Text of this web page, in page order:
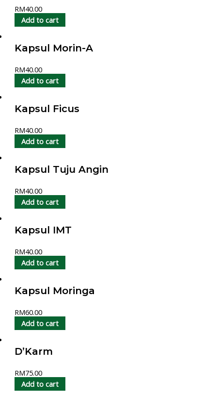
RM40.00
Add to cart
Kapsul Morin-A
RM40.00
Add to cart
Kapsul Ficus
RM40.00
Add to cart
Kapsul Tuju Angin
RM40.00
Add to cart
Kapsul IMT
RM40.00
Add to cart
Kapsul Moringa
RM60.00
Add to cart
D’Karm
RM75.00
Add to cart